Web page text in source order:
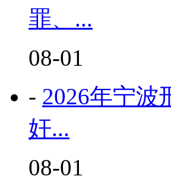
罪、...
08-01
- 2026年宁波
奸...
08-01